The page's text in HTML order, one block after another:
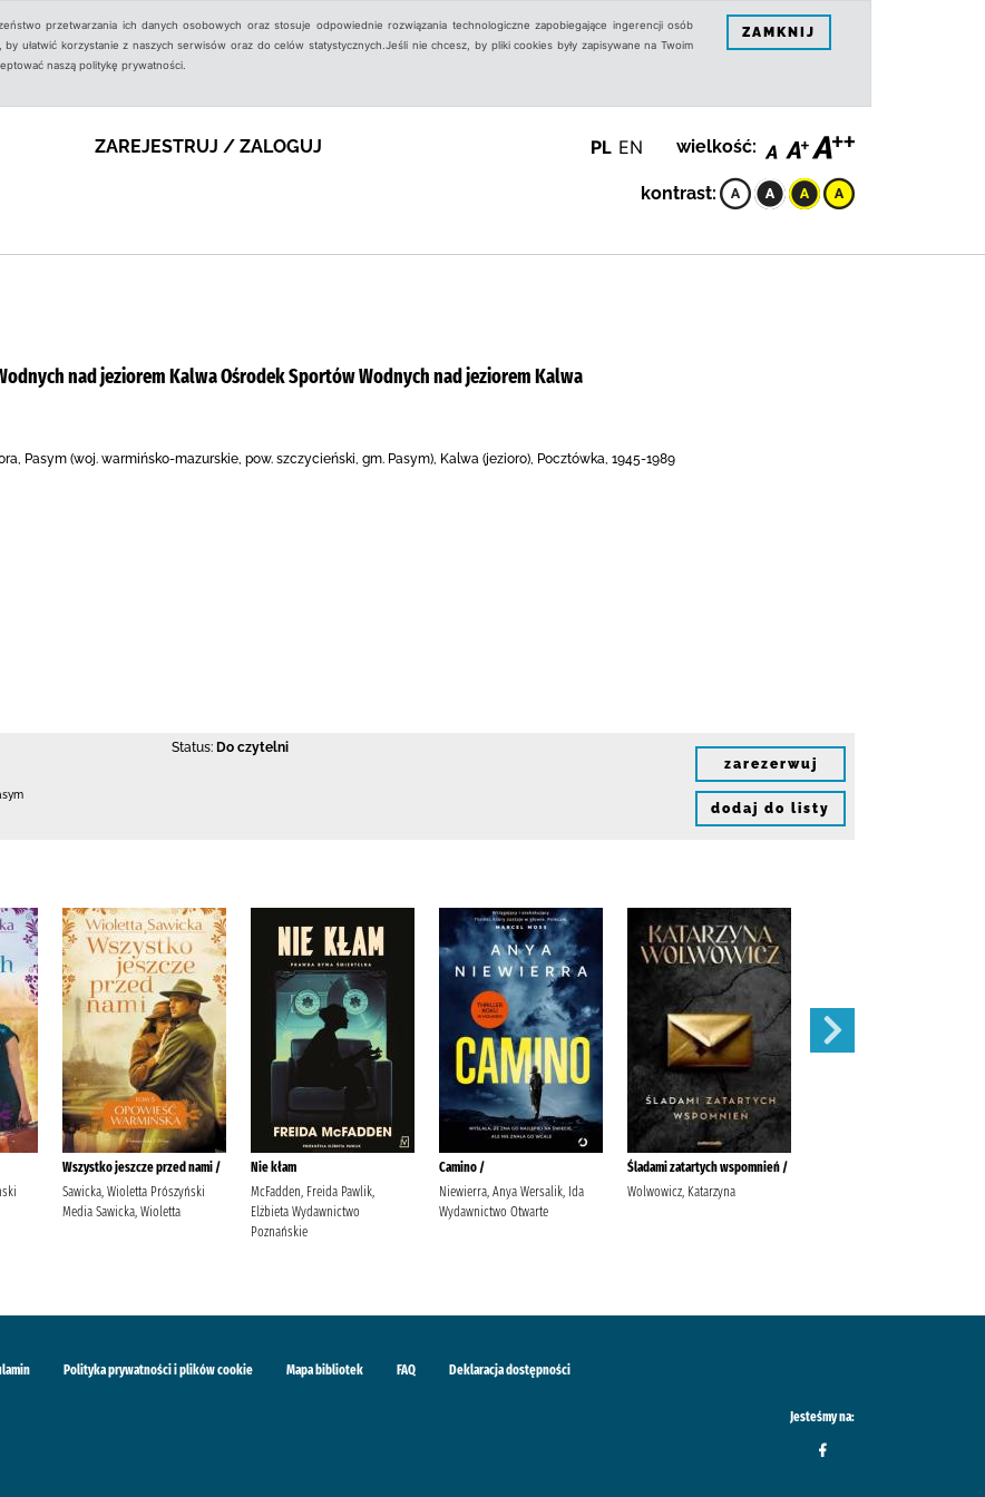
przetwarzania ich danych osobowych oraz stosuje odpowiednie rozwiązania technologiczne zapobiegające ingerencji osób
ułatwić korzystanie z naszych serwisów oraz do celów statystycznych.Jeśli nie chcesz, by pliki cookies były zapisywane na Twoim
naszą politykę prywatności.
ZAMKNIJ
ZAREJESTRUJ / ZALOGUJ PL EN wielkość:
kontrast:
nad jeziorem Kalwa Ośrodek Sportów Wodnych nad jeziorem Kalwa
Pasym (woj. warmińsko-mazurskie, pow. szczycieński, gm. Pasym), Kalwa (jezioro), Pocztówka, 1945-1989
Status: Do czytelni
zarezerwuj
dodaj do listy
Wszystko jeszcze przed nami /
Sawicka, Wioletta Prószyński
Media Sawicka, Wioletta
Nie kłam
McFadden, Freida Pawlik,
Elżbieta Wydawnictwo
Poznańskie
Camino /
Niewierra, Anya Wersalik, Ida
Wydawnictwo Otwarte
Śladami zatartych wspomnień /
Wolwowicz, Katarzyna
Polityka prywatności i plików cookie Mapa bibliotek FAQ Deklaracja dostępności
Jesteśmy na: